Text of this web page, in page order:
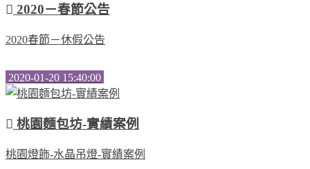
2020－春節公告
2020春節－休假公告
2020-01-20 15:40:00
桃園麵包坊-實績案例
桃園燈飾-水晶吊燈-實績案例